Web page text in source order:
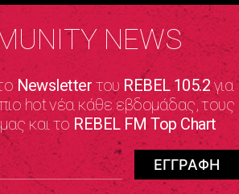
NEWS
NewsletterτουREBEL 105.2για
hot νέα κάθε εβδομάδας, τους
και το REBEL FM Top Chart